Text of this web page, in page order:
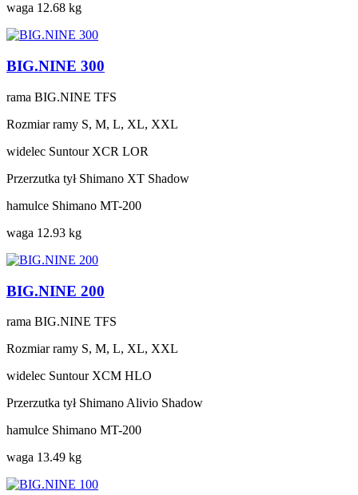
waga 12.68 kg
BIG.NINE 300
rama BIG.NINE TFS
Rozmiar ramy S, M, L, XL, XXL
widelec Suntour XCR LOR
Przerzutka tył Shimano XT Shadow
hamulce Shimano MT-200
waga 12.93 kg
BIG.NINE 200
rama BIG.NINE TFS
Rozmiar ramy S, M, L, XL, XXL
widelec Suntour XCM HLO
Przerzutka tył Shimano Alivio Shadow
hamulce Shimano MT-200
waga 13.49 kg